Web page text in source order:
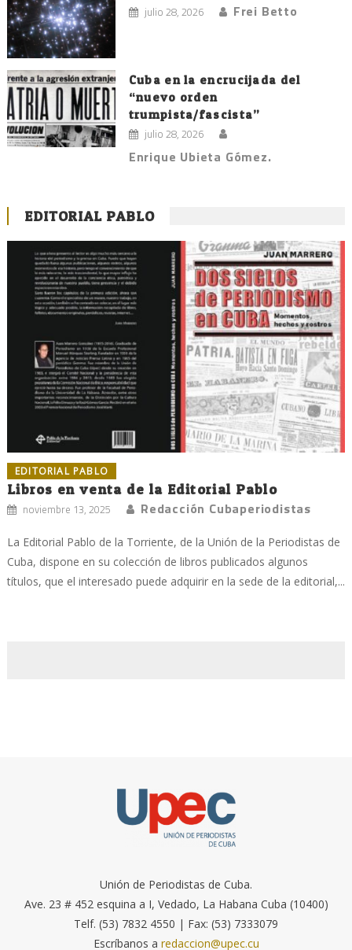
julio 28, 2026 Frei Betto
Cuba en la encrucijada del
“nuevo orden
trumpista/fascista”
julio 28, 2026
Enrique Ubieta Gómez.
EDITORIAL PABLO
EDITORIAL PABLO
Libros en venta de la Editorial Pablo
noviembre 13, 2025 Redacción Cubaperiodistas
La Editorial Pablo de la Torriente, de la Unión de la Periodistas de
Cuba, dispone en su colección de libros publicados algunos
títulos, que el interesado puede adquirir en la sede de la editorial,...
Unión de Periodistas de Cuba.
Ave. 23 # 452 esquina a I, Vedado, La Habana Cuba (10400)
Telf. (53) 7832 4550 | Fax: (53) 7333079
Escríbanos a redaccion@upec.cu